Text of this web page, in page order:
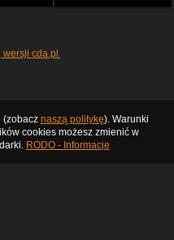
wersji cda.pl
(zobacz naszą politykę). Warunki
cookies możesz zmienić w
RODO - Informacje